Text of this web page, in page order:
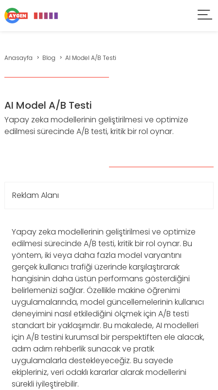
Anasayfa Blog AI Model A/B Testi
AI Model A/B Testi
Yapay zeka modellerinin geliştirilmesi ve optimize
edilmesi sürecinde A/B testi, kritik bir rol oynar.
Reklam Alanı
Yapay zeka modellerinin geliştirilmesi ve optimize
edilmesi sürecinde A/B testi, kritik bir rol oynar. Bu
yöntem, iki veya daha fazla model varyantını
gerçek kullanıcı trafiği üzerinde karşılaştırarak
hangisinin daha üstün performans gösterdiğini
belirlemenizi sağlar. Özellikle makine öğrenimi
uygulamalarında, model güncellemelerinin kullanıcı
deneyimini nasıl etkilediğini ölçmek için A/B testi
standart bir yaklaşımdır. Bu makalede, AI modelleri
için A/B testini kurumsal bir perspektiften ele alacak,
adım adım rehberlik sunacak ve pratik
uygulamalarla destekleyeceğiz. Bu sayede
ekipleriniz, veri odaklı kararlar alarak modellerini
sürekli iyileştirebilir.